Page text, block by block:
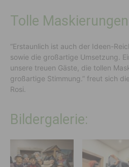
Tolle Maskierungen
“Erstaunlich ist auch der Ideen-
sowie die großartige Umsetzung.
unsere treuen Gäste, die tollen
großartige Stimmung.” freut sich
Rosi.
Bildergalerie: